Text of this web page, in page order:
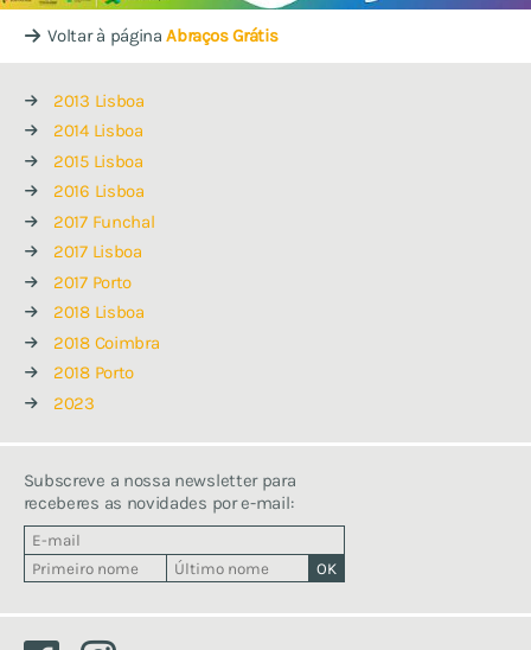
Voltar à páginaAbraços Grátis
2013 Lisboa
2014 Lisboa
2015 Lisboa
2016 Lisboa
2017 Funchal
2017 Lisboa
2017 Porto
2018 Lisboa
2018 Coimbra
2018 Porto
2023
Subscreve a nossa newsletter para
receberes as novidades por e-mail: